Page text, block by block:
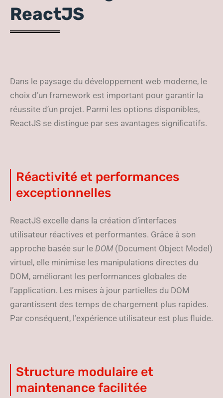
ReactJS
Dans le paysage du développement web moderne, le
choix d’un framework est important pour garantir la
réussite d’un projet. Parmi les options disponibles,
ReactJS se distingue par ses avantages significatifs.
Réactivité et performances
exceptionnelles
ReactJS excelle dans la création d’interfaces
utilisateur réactives et performantes. Grâce à son
approche basée sur le DOM (Document Object Model)
virtuel, elle minimise les manipulations directes du
DOM, améliorant les performances globales de
l’application. Les mises à jour partielles du DOM
garantissent des temps de chargement plus rapides.
Par conséquent, l’expérience utilisateur est plus fluide.
Structure modulaire et
maintenance facilitée